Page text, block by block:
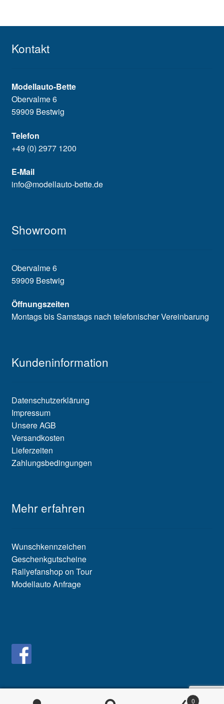
Kontakt
Modellauto-Bette
Obervalme 6
59909 Bestwig
Telefon
+49 (0) 2977 1200
E-Mail
info@modellauto-bette.de
Showroom
Obervalme 6
59909 Bestwig
Öffnungszeiten
Montags bis Samstags nach telefonischer Vereinbarung
Kundeninformation
Datenschutzerklärung
Impressum
Unsere AGB
Versandkosten
Lieferzeiten
Zahlungsbedingungen
Mehr erfahren
Wunschkennzeichen
Geschenkgutscheine
Rallyefanshop on Tour
Modellauto Anfrage
0